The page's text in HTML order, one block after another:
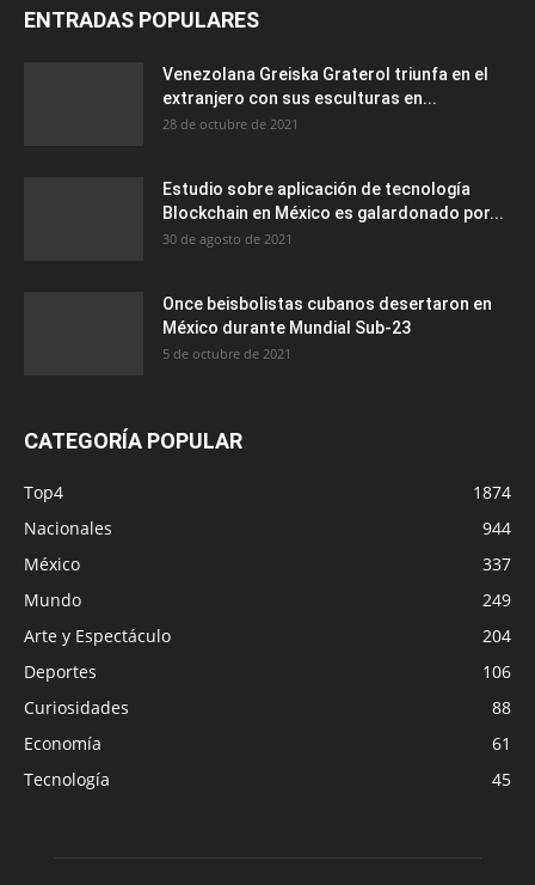
ENTRADAS POPULARES
Venezolana Greiska Graterol triunfa en el
extranjero con sus esculturas en...
28 de octubre de 2021
Estudio sobre aplicación de tecnología
Blockchain en México es galardonado por...
30 de agosto de 2021
Once beisbolistas cubanos desertaron en
México durante Mundial Sub-23
5 de octubre de 2021
CATEGORÍA POPULAR
Top4
1874
Nacionales
944
México
337
Mundo
249
Arte y Espectáculo
204
Deportes
106
Curiosidades
88
Economía
61
Tecnología
45